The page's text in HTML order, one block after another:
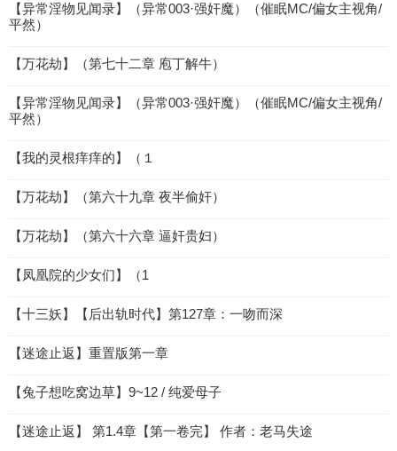
【异常淫物见闻录】（异常003·强奸魔）（催眠MC/偏女主视角/
平然）
【万花劫】（第七十二章 庖丁解牛）
【异常淫物见闻录】（异常003·强奸魔）（催眠MC/偏女主视角/
平然）
【我的灵根痒痒的】（１
【万花劫】（第六十九章 夜半偷奸）
【万花劫】（第六十六章 逼奸贵妇）
【凤凰院的少女们】（1
【十三妖】【后出轨时代】第127章：一吻而深
【迷途止返】重置版第一章
【兔子想吃窝边草】9~12 / 纯爱母子
【迷途止返】 第1.4章【第一卷完】 作者：老马失途